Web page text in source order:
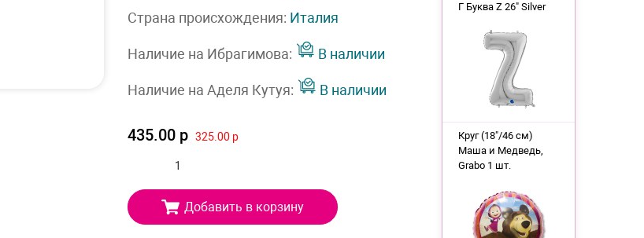
Страна происхождения: Италия
Наличие на Ибрагимова: В наличии
Наличие на Аделя Кутуя: В наличии
435.00 р 325.00 р
Добавить в корзину
Г Буква Z 26" Silver
Круг (18"/46 см)
Маша и Медведь,
Grabo 1 шт.